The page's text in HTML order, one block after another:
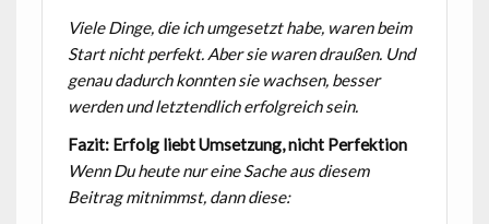
Viele Dinge, die ich umgesetzt habe, waren beim
Start nicht perfekt. Aber sie waren draußen. Und
genau dadurch konnten sie wachsen, besser
werden und letztendlich erfolgreich sein.
Fazit: Erfolg liebt Umsetzung, nicht Perfektion
Wenn Du heute nur eine Sache aus diesem
Beitrag mitnimmst, dann diese: